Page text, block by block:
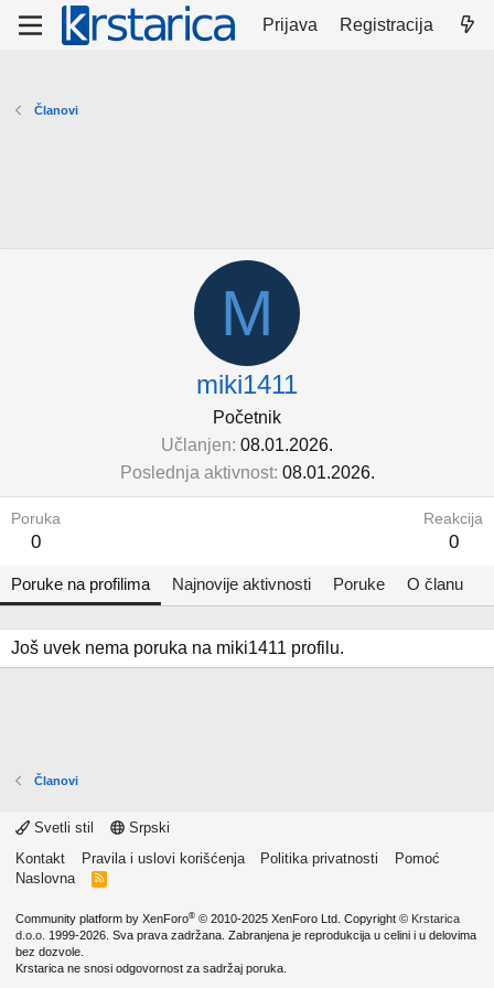
Prijava Registracija
Članovi
M
miki1411
Početnik
Učlanjen 08.01.2026.
Poslednja aktivnost 08.01.2026.
Poruka
0
Reakcija
0
Poruke na profilima Najnovije aktivnosti Poruke O članu
Još uvek nema poruka na miki1411 profilu.
Članovi
Svetli stil
Srpski
Kontakt
Pravila i uslovi korišćenja Politika privatnosti
Pomoć
Naslovna
R
Community platform by XenForo® © 2010-2025 XenForo Ltd. Copyright © Krstarica
d.o.o. 1999-2026. Sva prava zadržana. Zabranjena je reprodukcija u celini i u delovima
bez dozvole.
Krstarica ne snosi odgovornost za sadržaj poruka.